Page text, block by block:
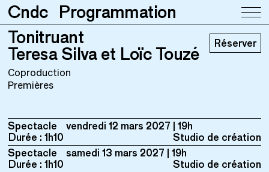
Cndc Programmation
Tonitruant
Teresa Silva et Loïc Touzé
Tonitruant
Teresa Silva et Loïc Touzé
Réserver
Coproduction
Premières
Spectacle vendredi 12 mars 2027
19h
Durée : 1h10
Studio de création
Spectacle
samedi 13 mars 2027
19h
Durée : 1h10
Studio de création